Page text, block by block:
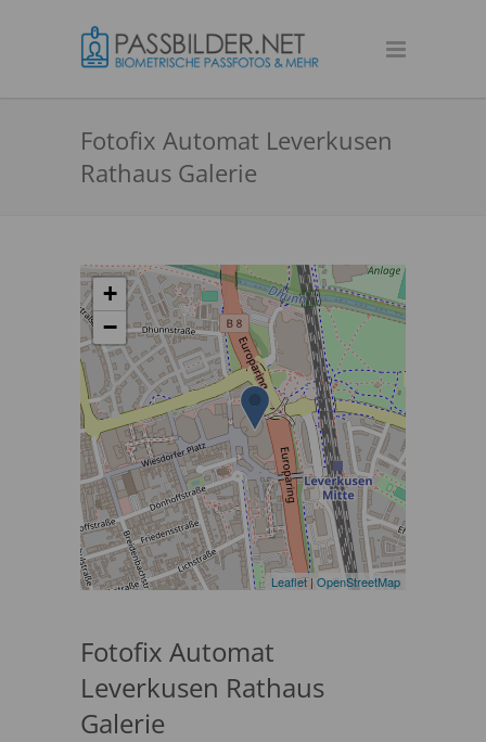
Fotofix Automat Leverkusen
Rathaus Galerie
+
−
Leaflet| OpenStreetMap
Fotofix Automat
Leverkusen Rathaus
Galerie